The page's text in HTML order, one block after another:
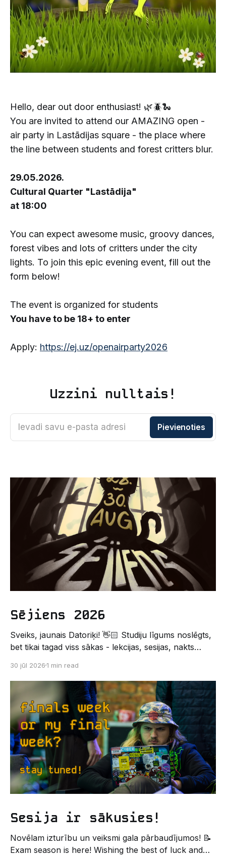
Hello, dear out door enthusiast! 🌿🪲🐍
You are invited to attend our AMAZING open -
air party in Lastādijas square - the place where
the line between students and forest critters blur.
29.05.2026.
Cultural Quarter "Lastādija"
at 18:00
You can expect awesome music, groovy dances,
forest vibes and lots of critters under the city
lights. To join this epic evening event, fill out the
form below!
The event is organized for students
You have to be 18+ to enter
Apply: https://ej.uz/openairparty2026
Uzzini nulltais!
Ievadi savu e-pasta adresi Pievienoties
Sējiens 2026
Sveiks, jaunais Datoriķi! 👋🏻 Studiju līgums noslēgts,
bet tikai tagad viss sākas - lekcijas, sesijas, nakts
Un kas gan būtu labāks veids, kā iepazīt savu jauno
dzīvi LU EZTF datoriķu vidē, par došanos uz
leģendāro “Sējienu”? 🐱 Šī pirmsaristoteļa nometne
palīdzēs tev iegūt pirmos draugus, ieskatu studenta
30 jūl 20261 min read
Sesija ir sākusies!
Novēlam izturību un veiksmi gala pārbaudījumos! 📝
Exam season is here! Wishing the best of luck and